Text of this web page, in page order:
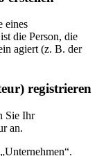
eines
die Person, die
agiert (z. B. der
registrieren
Sie Ihr
an.